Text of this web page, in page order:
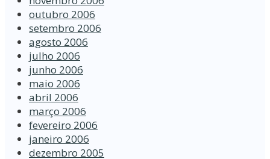
outubro 2006
setembro 2006
agosto 2006
julho 2006
junho 2006
maio 2006
abril 2006
março 2006
fevereiro 2006
janeiro 2006
dezembro 2005